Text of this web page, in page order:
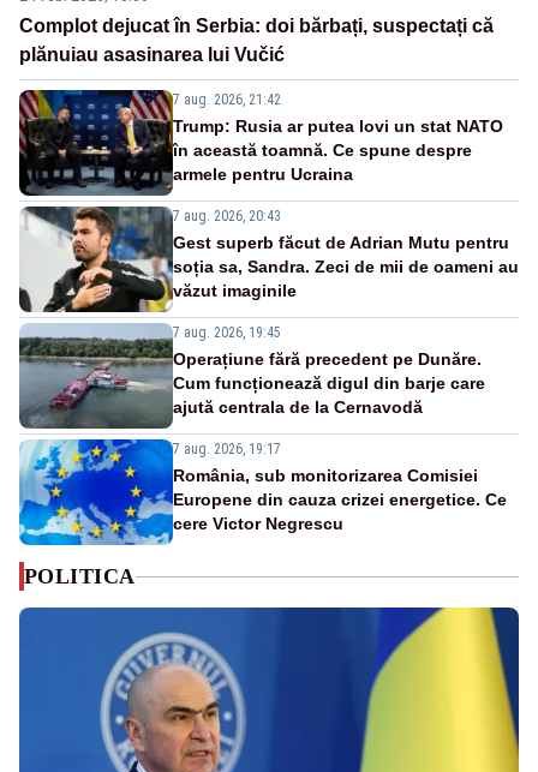
Complot dejucat în Serbia: doi bărbați, suspectați că
plănuiau asasinarea lui Vučić
7 aug. 2026, 21:42
Trump: Rusia ar putea lovi un stat NATO
în această toamnă. Ce spune despre
armele pentru Ucraina
7 aug. 2026, 20:43
Gest superb făcut de Adrian Mutu pentru
soția sa, Sandra. Zeci de mii de oameni au
văzut imaginile
7 aug. 2026, 19:45
Operațiune fără precedent pe Dunăre.
Cum funcționează digul din barje care
ajută centrala de la Cernavodă
7 aug. 2026, 19:17
România, sub monitorizarea Comisiei
Europene din cauza crizei energetice. Ce
cere Victor Negrescu
POLITICA